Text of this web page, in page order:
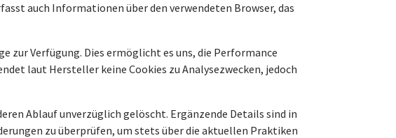
auch Informationen über den verwendeten Browser, das
zur Verfügung. Dies ermöglicht es uns, die Performance
laut Hersteller keine Cookies zu Analysezwecken, jedoch
Ablauf unverzüglich gelöscht. Ergänzende Details sind in
zu überprüfen, um stets über die aktuellen Praktiken